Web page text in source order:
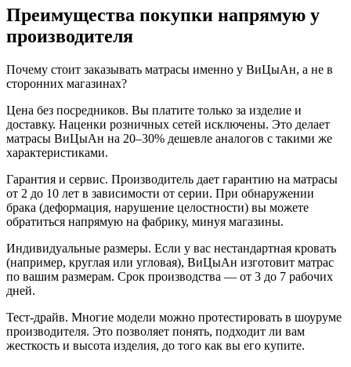
Преимущества покупки напрямую у
производителя
Почему стоит заказывать матрасы именно у ВиЦыАн, а не в
сторонних магазинах?
Цена без посредников. Вы платите только за изделие и
доставку. Наценки розничных сетей исключены. Это делает
матрасы ВиЦыАн на 20–30% дешевле аналогов с такими же
характеристиками.
Гарантия и сервис. Производитель дает гарантию на матрасы
от 2 до 10 лет в зависимости от серии. При обнаружении
брака (деформация, нарушение целостности) вы можете
обратиться напрямую на фабрику, минуя магазины.
Индивидуальные размеры. Если у вас нестандартная кровать
(например, круглая или угловая), ВиЦыАн изготовит матрас
по вашим размерам. Срок производства — от 3 до 7 рабочих
дней.
Тест-драйв. Многие модели можно протестировать в шоуруме
производителя. Это позволяет понять, подходит ли вам
жесткость и высота изделия, до того как вы его купите.